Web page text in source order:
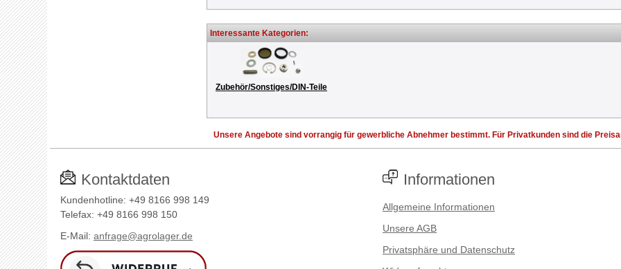
Interessante Kategorien:
Zubehör/Sonstiges/DIN-Teile
Unsere Angebote sind vorrangig für gewerbliche Abnehmer bestimmt. Für Privatkunden sind die
Kontaktdaten
Kundenhotline: +49 8166 998 149
Telefax: +49 8166 998 150
E-Mail: anfrage@agrolager.de
Informationen
Allgemeine Informationen
Unsere AGB
Privatsphäre und Datenschutz